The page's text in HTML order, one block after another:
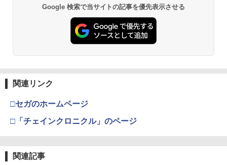
￥10,780
窩座再来 通常版 [Blu-ray]
3
劇場版「鬼滅の刃」無限城編 第一章 猗
Google 検索で当サイトの記事を優先表示させる
関連リンク
□セガのホームページ
□「チェインクロニクル」のページ
関連記事